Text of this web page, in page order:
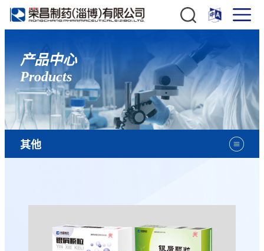
产品中心
Products
其他